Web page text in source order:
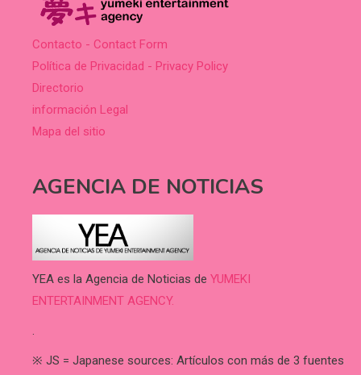
Contacto - Contact Form
Política de Privacidad - Privacy Policy
Directorio
información Legal
Mapa del sitio
AGENCIA DE NOTICIAS
YEA es la Agencia de Noticias de YUMEKI
ENTERTAINMENT AGENCY.
.
※ JS = Japanese sources: Artículos con más de 3 fuentes